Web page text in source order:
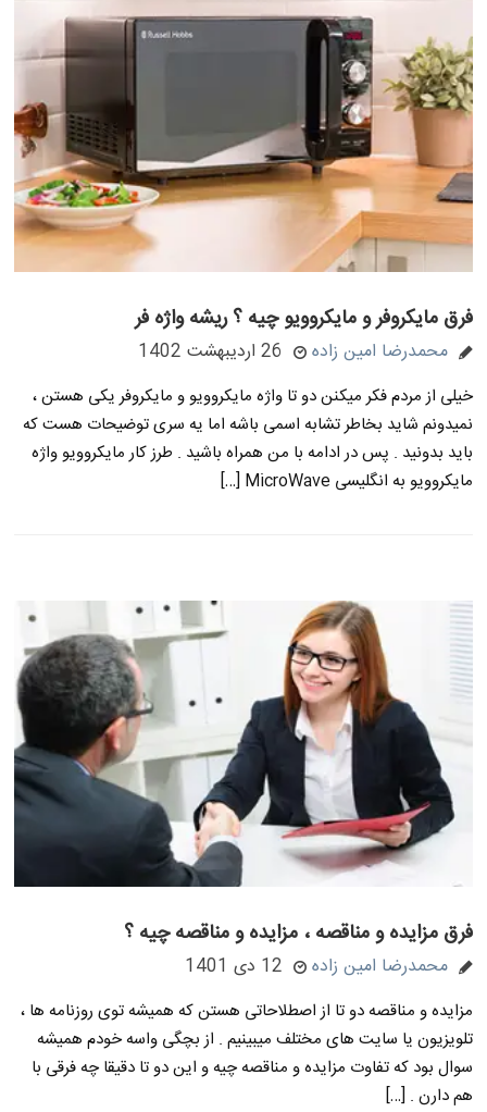
فرق مایکروفر و مایکروویو چیه ؟ ریشه واژه فر
محمدرضا امین زاده 26 اردیبهشت 1402
خیلی از مردم فکر میکنن دو تا واژه مایکروویو و مایکروفر یکی هستن ،
نمیدونم شاید بخاطر تشابه اسمی باشه اما یه سری توضیحات هست که
باید بدونید . پس در ادامه با من همراه باشید . طرز کار مایکروویو واژه
مایکروویو به انگلیسی MicroWave […]
فرق مزایده و مناقصه ، مزایده و مناقصه چیه ؟
محمدرضا امین زاده 12 دی 1401
مزایده و مناقصه دو تا از اصطلاحاتی هستن که همیشه توی روزنامه ها ،
تلویزیون یا سایت های مختلف میبینیم . از بچگی واسه خودم همیشه
سوال بود که تفاوت مزایده و مناقصه چیه و این دو تا دقیقا چه فرقی با
هم دارن . […]